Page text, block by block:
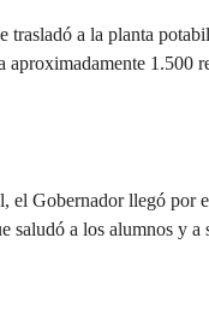
trasladó a la planta
aproximadamente 1.500
el Gobernador llegó por
saludó a los alumnos y a